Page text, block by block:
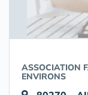
ASSOCIATION
ENVIRONS